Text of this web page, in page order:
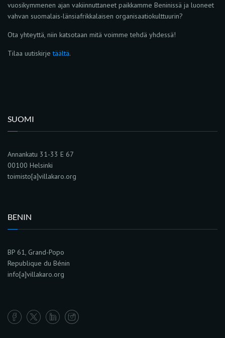
vuosikymmenen ajan vakiinnuttaneet paikkamme Beninissä ja luoneet
vahvan suomalais-länsiafrikkalaisen organisaatiokulttuurin?
Ota yhteyttä, niin katsotaan mitä voimme tehdä yhdessä!
Tilaa uutiskirjetäältä.
SUOMI
Annankatu 31-33 E 67
00100 Helsinki
toimisto[a]villakaro.org
BENIN
BP 61, Grand-Popo
Republique du Bénin
info[a]villakaro.org